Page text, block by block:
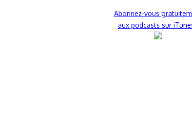
Abonnez-vous
aux podcasts sur